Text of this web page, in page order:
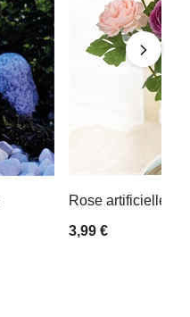
Rose artificielle
3,99 €